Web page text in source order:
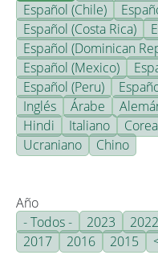
Español (Chile)
Español (Costa Rica)
Español (Dominican
Español (Mexico)
Español (Peru)
Inglés
Árabe
Hindi
Italiano
Ucraniano
Chino
Año
- Todos -
2023 2022
2017
2016 2015